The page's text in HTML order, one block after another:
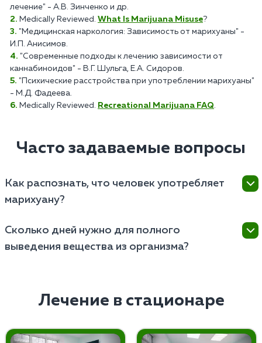
лечение" - А.В. Зинченко и др.
Medically Reviewed. What Is Marijuana Misuse?
"Медицинская наркология: Зависимость от марихуаны" -
И.П. Анисимов.
"Современные подходы к лечению зависимости от
каннабиноидов" - В.Г. Шульга, Е.А. Сидоров.
"Психические расстройства при употреблении марихуаны"
- М.Д. Фадеева.
Medically Reviewed. Recreational Marijuana FAQ.
Часто задаваемые вопросы
Как распознать, что человек употребляет
марихуану?
признакам, таким как красные глаза, замедленная
речь, особенный запах изо рта, изменение
Сколько дней нужно для полного
выведения вещества из организма?
зависимости от индивидуальных особенностей
организма и регулярности употребления.
Лечение в стационаре